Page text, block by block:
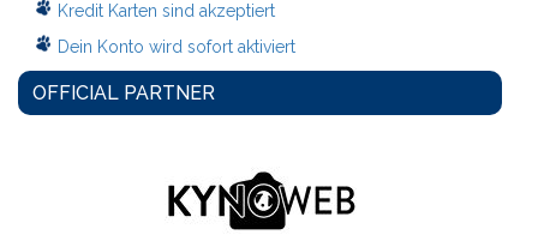
Kredit Karten sind akzeptiert
Dein Konto wird sofort aktiviert
OFFICIAL PARTNER